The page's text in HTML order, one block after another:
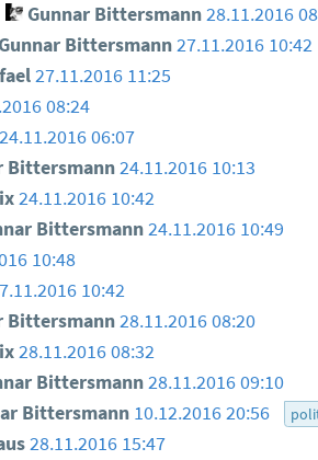
Gunnar Bittersmann28.11.2016
Gunnar Bittersmann27.11.2016 10:42
27.11.2016 11:25
08:24
24.11.2016 06:07
Bittersmann 24.11.2016 10:13
24.11.2016 10:42
Bittersmann24.11.2016 10:49
10:48
10:42
Bittersmann 28.11.2016 08:20
28.11.2016 08:32
Bittersmann28.11.2016 09:10
Bittersmann 10.12.2016 20:56
28.11.2016 15:47